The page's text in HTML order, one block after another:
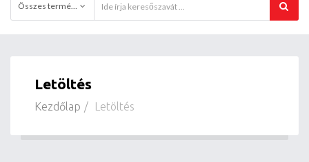
Összes termékkategória
Letöltés
Kezdőlap Letöltés